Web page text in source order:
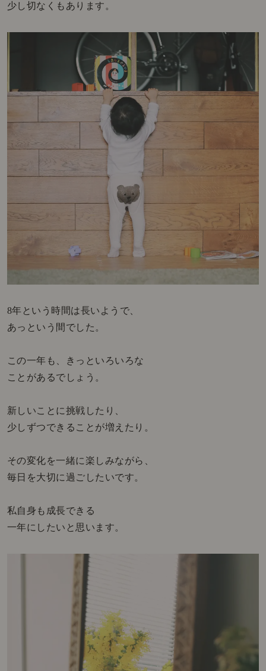
少し切なくもあります。
8年という時間は長いようで、
あっという間でした。
この一年も、きっといろいろな
ことがあるでしょう。
新しいことに挑戦したり、
少しずつできることが増えたり。
その変化を一緒に楽しみながら、
毎日を大切に過ごしたいです。
私自身も成長できる
一年にしたいと思います。